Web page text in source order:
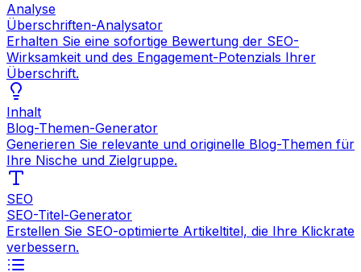
Analyse
Überschriften-Analysator
Erhalten Sie eine sofortige Bewertung der SEO-
Wirksamkeit und des Engagement-Potenzials Ihrer
Überschrift.
Inhalt
Blog-Themen-Generator
Generieren Sie relevante und originelle Blog-Themen für
Ihre Nische und Zielgruppe.
SEO
SEO-Titel-Generator
Erstellen Sie SEO-optimierte Artikeltitel, die Ihre Klickrate
verbessern.